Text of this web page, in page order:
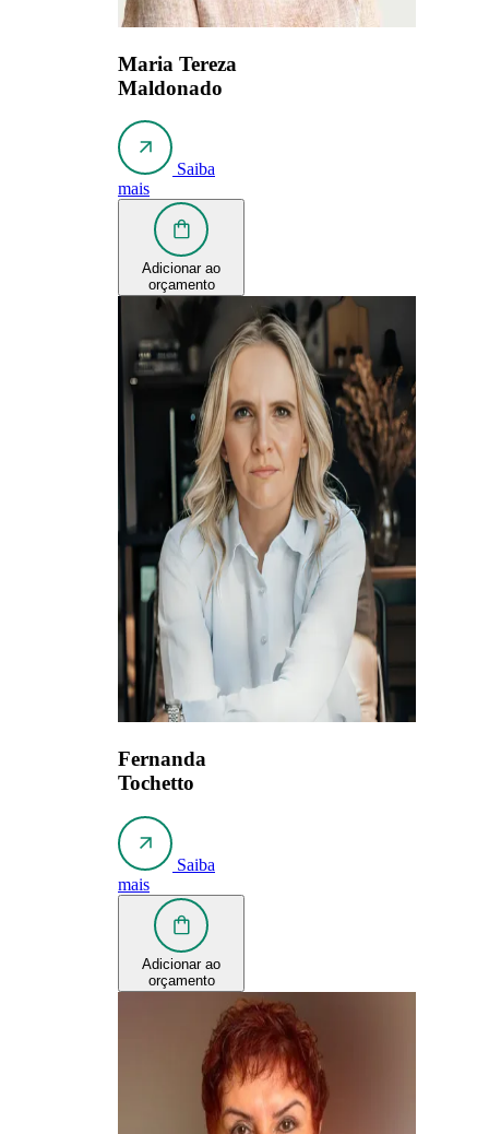
Maria Tereza
Maldonado
Saiba
mais
Adicionar ao
orçamento
Fernanda
Tochetto
Saiba
mais
Adicionar ao
orçamento